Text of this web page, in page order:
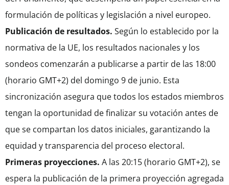
formulación de políticas y legislación a nivel europeo.
Publicación de resultados. Según lo establecido por la
normativa de la UE, los resultados nacionales y los
sondeos comenzarán a publicarse a partir de las 18:00
(horario GMT+2) del domingo 9 de junio. Esta
sincronización asegura que todos los estados miembros
tengan la oportunidad de finalizar su votación antes de
que se compartan los datos iniciales, garantizando la
equidad y transparencia del proceso electoral.
Primeras proyecciones. A las 20:15 (horario GMT+2), se
espera la publicación de la primera proyección agregada